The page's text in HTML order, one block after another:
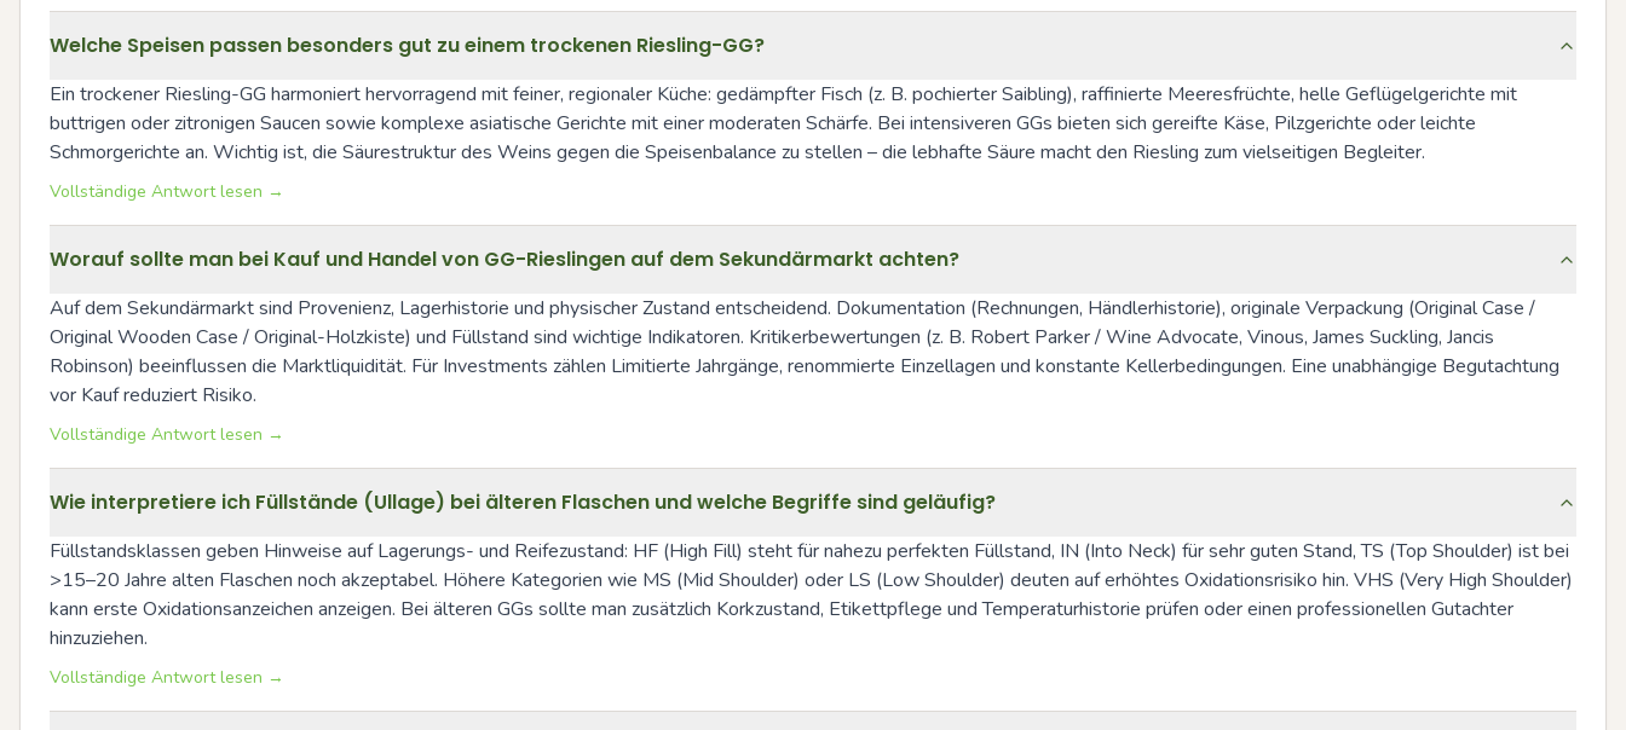
Welche Speisen passen besonders gut zu einem trockenen Riesling-GG?
Ein trockener Riesling-GG harmoniert hervorragend mit feiner, regionaler Küche: gedämpfter Fisch (z. B. pochierter Saibling), raffinierte Meeresfrüchte, helle Geflügelgerichte mit
buttrigen oder zitronigen Saucen sowie komplexe asiatische Gerichte mit einer moderaten Schärfe. Bei intensiveren GGs bieten sich gereifte Käse, Pilzgerichte oder leichte
Schmorgerichte an. Wichtig ist, die Säurestruktur des Weins gegen die Speisenbalance zu stellen – die lebhafte Säure macht den Riesling zum vielseitigen Begleiter.
Vollständige Antwort lesen →
Worauf sollte man bei Kauf und Handel von GG-Rieslingen auf dem Sekundärmarkt achten?
Auf dem Sekundärmarkt sind Provenienz, Lagerhistorie und physischer Zustand entscheidend. Dokumentation (Rechnungen, Händlerhistorie), originale Verpackung (Original Case /
Original Wooden Case / Original-Holzkiste) und Füllstand sind wichtige Indikatoren. Kritikerbewertungen (z. B. Robert Parker / Wine Advocate, Vinous, James Suckling, Jancis
Robinson) beeinflussen die Marktliquidität. Für Investments zählen Limitierte Jahrgänge, renommierte Einzellagen und konstante Kellerbedingungen. Eine unabhängige Begutachtung
vor Kauf reduziert Risiko.
Vollständige Antwort lesen →
Wie interpretiere ich Füllstände (Ullage) bei älteren Flaschen und welche Begriffe sind geläufig?
Füllstandsklassen geben Hinweise auf Lagerungs- und Reifezustand: HF (High Fill) steht für nahezu perfekten Füllstand, IN (Into Neck) für sehr guten Stand, TS (Top Shoulder) ist bei
>15–20 Jahre alten Flaschen noch akzeptabel. Höhere Kategorien wie MS (Mid Shoulder) oder LS (Low Shoulder) deuten auf erhöhtes Oxidationsrisiko hin. VHS (Very High Shoulder)
kann erste Oxidationsanzeichen anzeigen. Bei älteren GGs sollte man zusätzlich Korkzustand, Etikettpflege und Temperaturhistorie prüfen oder einen professionellen Gutachter
hinzuziehen.
Vollständige Antwort lesen →